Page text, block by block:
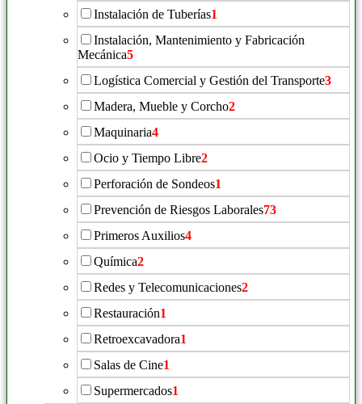
Instalación de Tuberías1
Instalación, Mantenimiento y Fabricación
Mecánica5
Logística Comercial y Gestión del Transporte3
Madera, Mueble y Corcho2
Maquinaria4
Ocio y Tiempo Libre2
Perforación de Sondeos1
Prevención de Riesgos Laborales73
Primeros Auxilios4
Química2
Redes y Telecomunicaciones2
Restauración1
Retroexcavadora1
Salas de Cine1
Supermercados1